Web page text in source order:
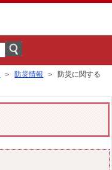
＞ 防災情報
＞ 防災に関する